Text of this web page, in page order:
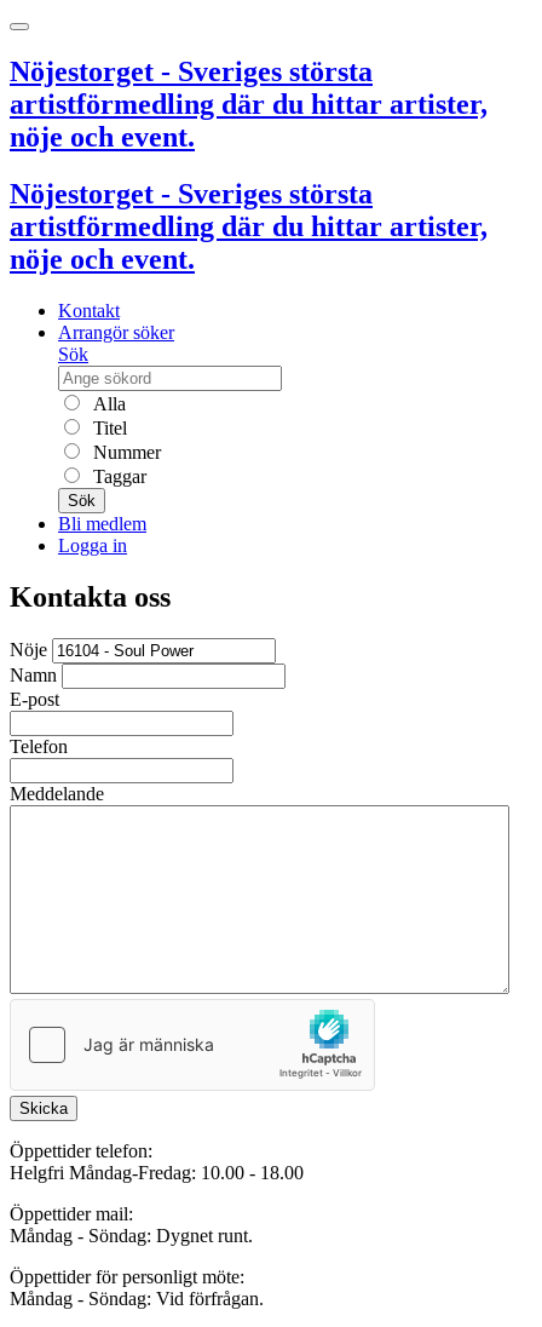
Nöjestorget - Sveriges största
artistförmedling där du hittar artister,
nöje och event.
Nöjestorget - Sveriges största
artistförmedling där du hittar artister,
nöje och event.
Kontakt
Arrangör söker
Sök
Alla
Titel
Nummer
Taggar
Sök
Bli medlem
Logga in
Kontakta oss
Nöje
Namn
E-post
Telefon
Meddelande
Skicka
Öppettider telefon:
Helgfri Måndag-Fredag: 10.00 - 18.00
Öppettider mail:
Måndag - Söndag: Dygnet runt.
Öppettider för personligt möte:
Måndag - Söndag: Vid förfrågan.